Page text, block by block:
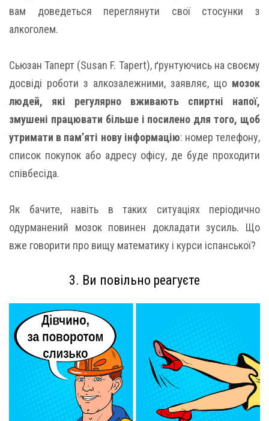
вам доведеться переглянути свої стосунки з
алкоголем.
Сьюзан Таперт (Susan F. Tapert), ґрунтуючись на своєму
досвіді роботи з алкозалежними, заявляє, що мозок
людей, які регулярно вживають спиртні напої,
змушені працювати більше і посилено для того, щоб
утримати в пам’яті нову інформацію: номер телефону,
список покупок або адресу офісу, де буде проходити
співбесіда.
Як бачите, навіть в таких ситуаціях періодично
одурманений мозок повинен докладати зусиль. Що
вже говорити про вищу математику і курси іспанської?
3. Ви повільно реагуєте